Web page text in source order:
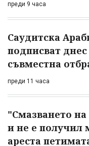
преди 9 часа
Саудитска
подписват
съвместна
преди 11 часа
"Смазването
и не е получил
ареста